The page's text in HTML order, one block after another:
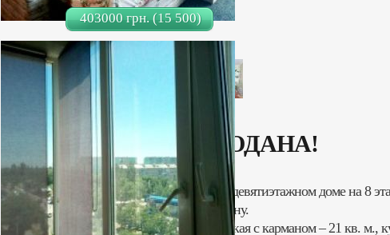
403000 грн. (15 500)
ПРОДАНА!
Продается 1-комн. квартира в кирпичном девятиэтажном доме на 8
Не угловая, окна выходят на южную сторону.
Общая площадь – 39 кв. м., комната широкая с карманом – 21 кв. м.,